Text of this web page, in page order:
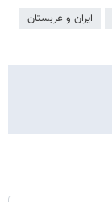
ایران و عربستان